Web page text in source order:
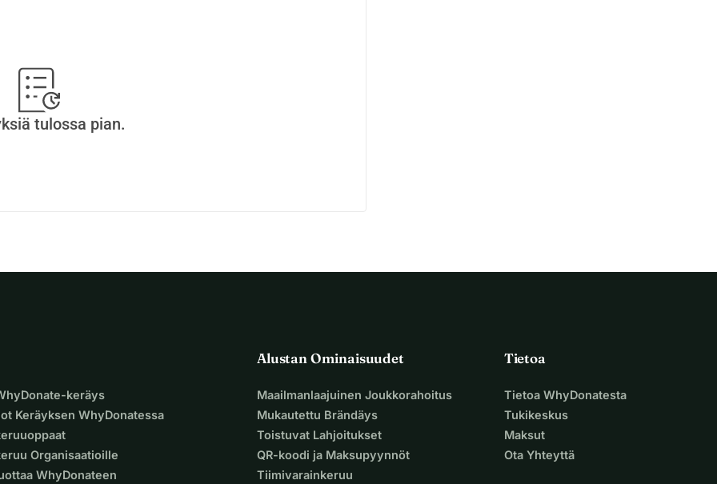
kokemusta ei tarvita olitpa sitten soittanut instrumenttia
tervetulleen tilan kaikille. Ne ovat myös osoittautuneet
ja jopa autistisille henkilöille, mikä tekee niistä todella
tulossa pian.
keräys
Keräyksen WhyDonatessa
Organisaatioille
WhyDonateen
Alustan Ominaisuudet
Maailmanlaajuinen Joukkorahoitus
Mukautettu Brändäys
Toistuvat Lahjoitukset
QR-koodi ja Maksupyynnöt
Tiimivarainkeruu
Tietoa
Tietoa WhyDonatesta
Tukikeskus
Maksut
Ota Yhteyttä